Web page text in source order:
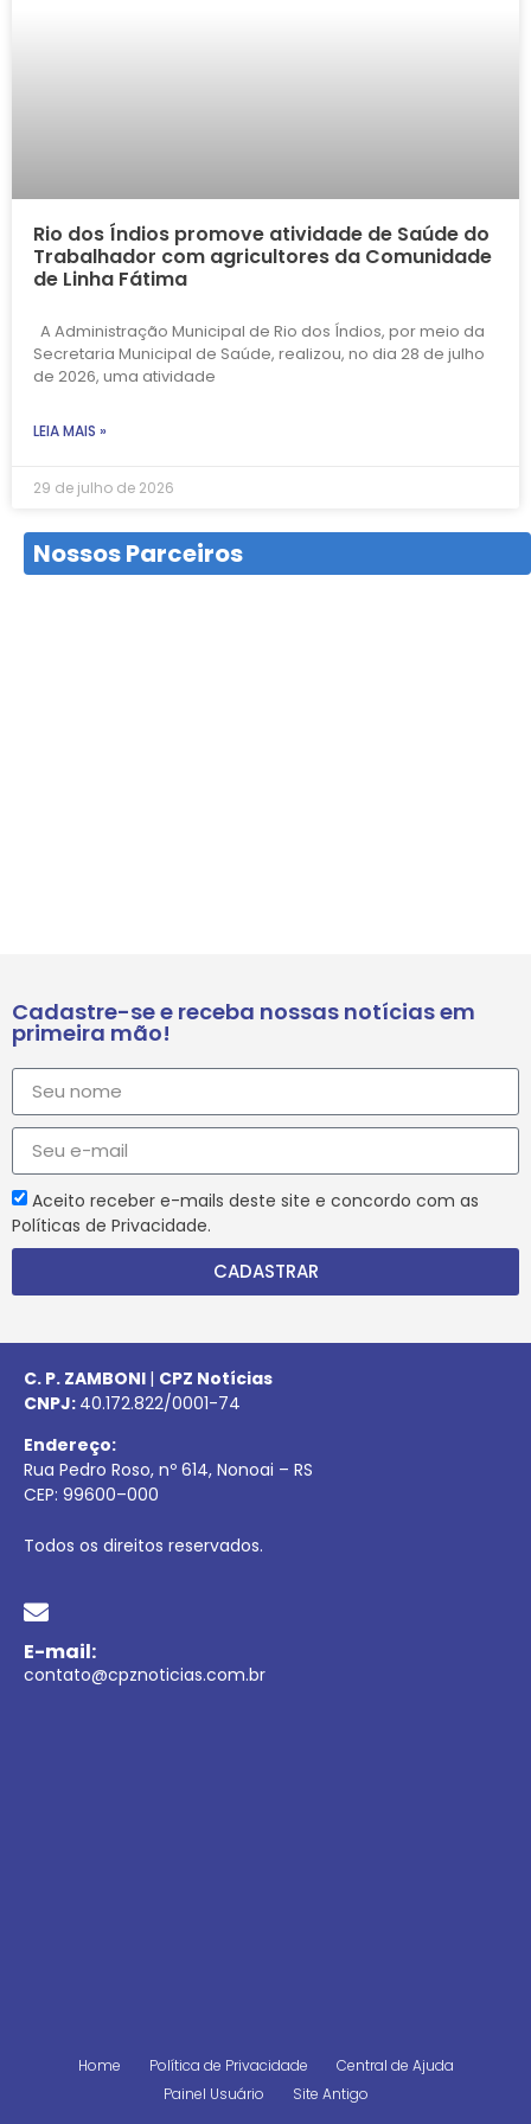
Rio dos Índios promove atividade de Saúde do
Trabalhador com agricultores da Comunidade
de Linha Fátima
A Administração Municipal de Rio dos Índios, por meio da
Secretaria Municipal de Saúde, realizou, no dia 28 de julho
de 2026, uma atividade
LEIA MAIS »
29 de julho de 2026
Nossos Parceiros
Cadastre-se e receba nossas notícias em
primeira mão!
Aceito receber e-mails deste site e concordo com as
Políticas de Privacidade.
CADASTRAR
C. P. ZAMBONI | CPZ Notícias
CNPJ: 40.172.822/0001-74
Endereço:
Rua Pedro Roso, nº 614, Nonoai – RS
CEP: 99600–000
Todos os direitos reservados.
E-mail:
contato@cpznoticias.com.br
Home Política de Privacidade
Central de Ajuda
Painel Usuário
Site Antigo